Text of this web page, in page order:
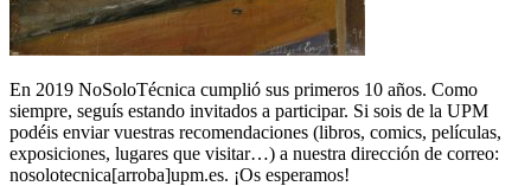
En 2019 NoSoloTécnica cumplió sus primeros 10 años. Como
siempre, seguís estando invitados a participar. Si sois de la UPM
podéis enviar vuestras recomendaciones (libros, comics, películas,
exposiciones, lugares que visitar…) a nuestra dirección de correo:
nosolotecnica[arroba]upm.es. ¡Os esperamos!